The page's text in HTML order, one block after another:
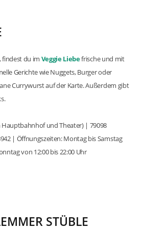
findest du im Veggie Liebefrische und mit
Gerichte wie Nuggets, Burger oder
Currywurst auf der Karte. Außerdem gibt
und Theater) | 79098
| Öffnungszeiten: Montag bis Samstag
von 12:00 bis 22:00 Uhr
STÜBLE